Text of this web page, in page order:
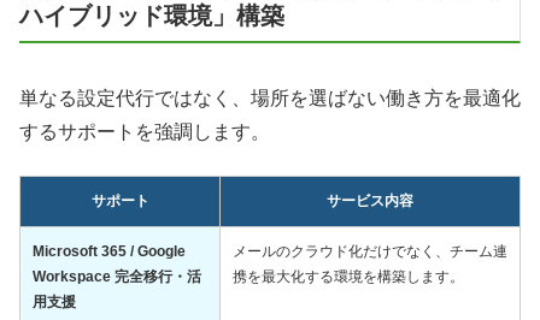
ハイブリッド環境」構築
単なる設定代行ではなく、場所を選ばない働き方を最適化
するサポートを強調します。
サポート サービス内容
Microsoft 365 / Google
Workspace 完全移行・活
用支援
メールのクラウド化だけでなく、チーム連
携を最大化する環境を構築します。